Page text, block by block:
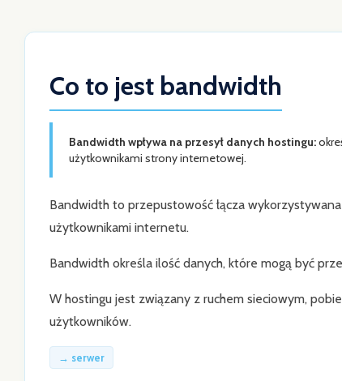
Co to jest bandwidth
Bandwidth wpływa na przesył danych hostingu:
użytkownikami strony internetowej.
Bandwidth to przepustowość łącza
użytkownikami internetu.
Bandwidth określa ilość danych, które mogą być
W hostingu jest związany z ruchem sieciowym,
użytkowników.
→ serwer